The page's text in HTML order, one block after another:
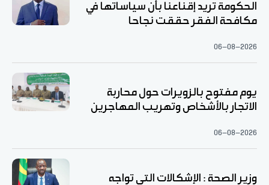
الحكومة تريد إقناعنا بأن سياساتها في
مكافحة الفقر حققت نجاحا
06-08-2026
يوم مفتوح بالزويرات حول محاربة
الاتجار بالأشخاص وتهريب المهاجرين
06-08-2026
وزير الصحة : الإشكالات التي تواجه